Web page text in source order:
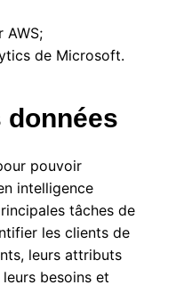
AWS;
de Microsoft.
données
pouvoir
intelligence
tâches de
les clients de
leurs attributs
besoins et